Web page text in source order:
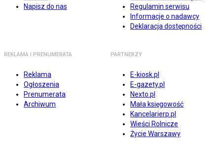
Napisz do nas
Regulamin serwisu
Informacje o nadawcy
Deklaracja dostępności
REKLAMA I PRENUMERATA
Reklama
Ogłoszenia
Prenumerata
Archiwum
PARTNERZY
E-kiosk.pl
E-gazety.pl
Nexto.pl
Mała księgowość
Kancelarierp.pl
Wieści Rolnicze
Życie Warszawy